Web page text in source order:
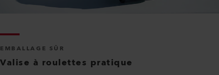
EMBALLAGE SÛR
Valise à roulettes pratique